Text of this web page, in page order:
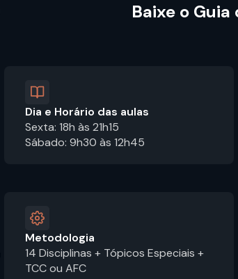
Baixe o Guia
Dia e Horário das aulas
Sexta: 18h às 21h15
Sábado: 9h30 às 12h45
Metodologia
14 Disciplinas + Tópicos Especiais +
TCC ou AFC